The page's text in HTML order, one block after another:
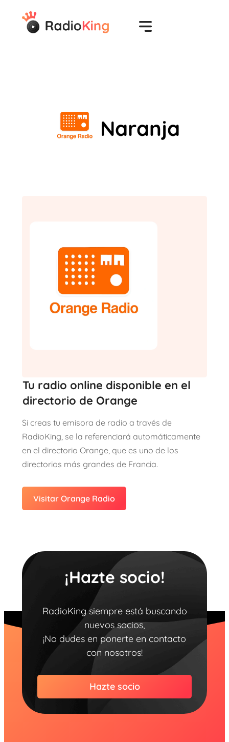
Naranja
Tu radio online disponible en el
directorio de Orange
Si creas tu emisora de radio a través de
RadioKing, se la referenciará automáticamente
en el directorio Orange, que es uno de los
directorios más grandes de Francia.
Visitar Orange Radio
¡Hazte socio!
RadioKing siempre está buscando
nuevos socios,
¡No dudes en ponerte en contacto
con nosotros!
Hazte socio